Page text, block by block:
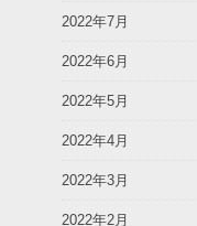
2022年7月
2022年6月
2022年5月
2022年4月
2022年3月
2022年2月